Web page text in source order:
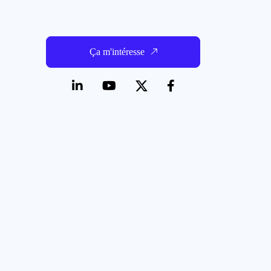
Ça m'intéresse